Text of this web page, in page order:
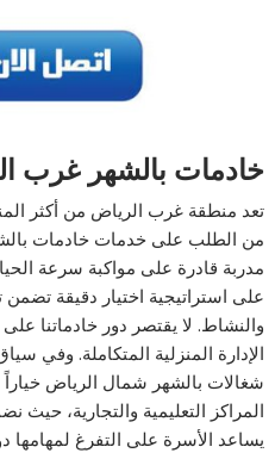
خادمات بالشهر غرب
تعد منطقة غرب الرياض من أكثر
من الطلب على خدمات خادمات
مدربة قادرة على مواكبة سرعة
على استراتيجية اختيار دقيقة تضمن
والنشاط. لا يقتصر دور خادماتنا
الإدارة المنزلية المتكاملة. وفي
شغالات بالشهر شمال الرياض خياراً
المراكز التعليمية والتجارية،
يساعد الأسرة على التفرغ لمهامها